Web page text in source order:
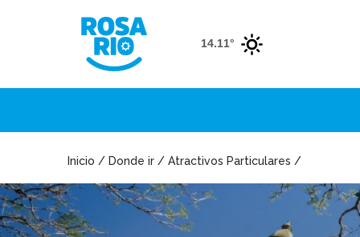
14.11°
Inicio / Donde ir / Atractivos Particulares /